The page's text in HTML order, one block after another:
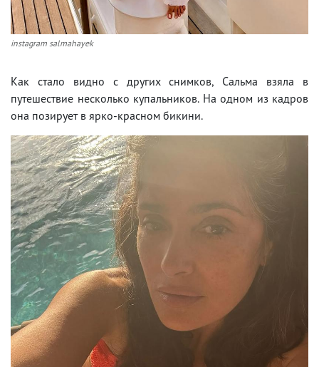
instagram salmahayek
Как стало видно с других снимков, Сальма взяла в
путешествие несколько купальников. На одном из кадров
она позирует в ярко-красном бикини.